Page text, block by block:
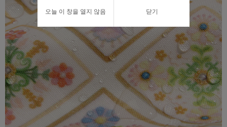
오늘 이 창을 열지 않음 닫기